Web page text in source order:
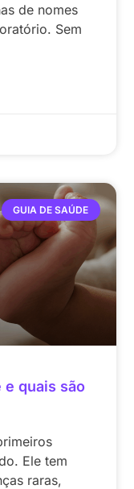
de nomes
Sem
GUIA DE SAÚDE
e quais são
Ele tem
raras,